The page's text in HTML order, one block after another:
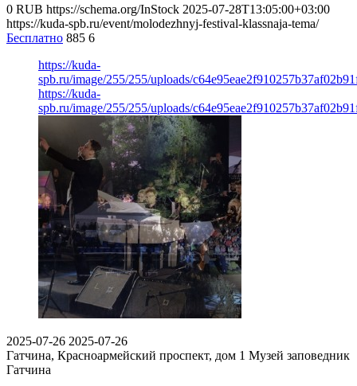
0 RUB https://schema.org/InStock 2025-07-28T13:05:00+03:00
https://kuda-spb.ru/event/molodezhnyj-festival-klassnaja-tema/
Бесплатно 885 6
https://kuda-
spb.ru/image/255/255/uploads/
https://kuda-
spb.ru/image/255/255/uploads/
2025-07-26 2025-07-26
Гатчина, Красноармейский проспект, дом 1 Музей заповедник
Гатчина